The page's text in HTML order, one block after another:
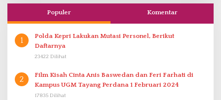
Populer Komentar
1
Polda Kepri Lakukan Mutasi Personel, Berikut
Daftarnya
23422 Dilihat
2
Film Kisah Cinta Anis Baswedan dan Feri Farhati di
Kampus UGM Tayang Perdana 1 Februari 2024
17835 Dilihat